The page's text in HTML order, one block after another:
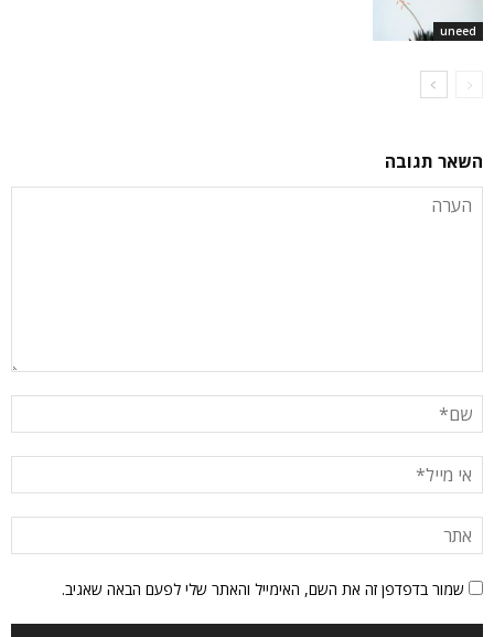
uneed
השאר תגובה
שמור בדפדפן זה את השם, האימייל והאתר שלי לפעם הבאה שאגיב.